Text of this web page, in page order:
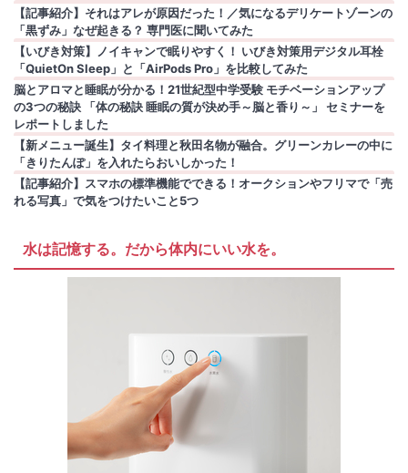
【記事紹介】それはアレが原因だった！／気になるデリケートゾーンの
「黒ずみ」なぜ起きる？ 専門医に聞いてみた
【いびき対策】ノイキャンで眠りやすく！ いびき対策用デジタル耳栓
「QuietOn Sleep」と「AirPods Pro」を比較してみた
脳とアロマと睡眠が分かる！21世紀型中学受験 モチベーションアップ
の3つの秘訣 「体の秘訣 睡眠の質が決め手～脳と香り～」 セミナーを
レポートしました
【新メニュー誕生】タイ料理と秋田名物が融合。グリーンカレーの中に
「きりたんぽ」を入れたらおいしかった！
【記事紹介】スマホの標準機能でできる！オークションやフリマで「売
れる写真」で気をつけたいこと5つ
水は記憶する。だから体内にいい水を。